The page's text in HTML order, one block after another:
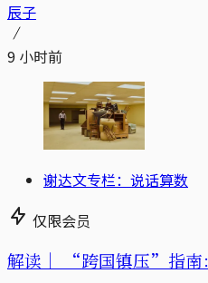
辰子
9 小时前
谢达文专栏：说话算数
仅限会员
解读｜ “跨国镇压”指南